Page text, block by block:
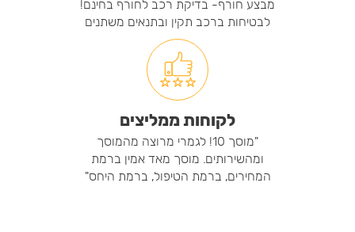
מבצע חורף- בדיקת רכב לחורף בחינם!
לבטיחות ברכב תקין ובתנאים משתנים
לקוחות ממליצים
"מוסך 10! לגמרי מרוצה מהמוסך
ומהשירותים. מוסך מאד אמין ברמת
המחירים, ברמת הטיפול, ברמת היחס"